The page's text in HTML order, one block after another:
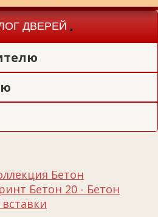
ДВЕРЕЙ
Toggle
navigation
Бетон
Бетон 20 - Бетон